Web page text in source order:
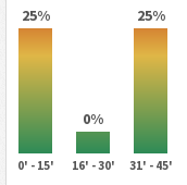
25%
0%
25%
0' - 15' 16' - 30' 31' - 45'